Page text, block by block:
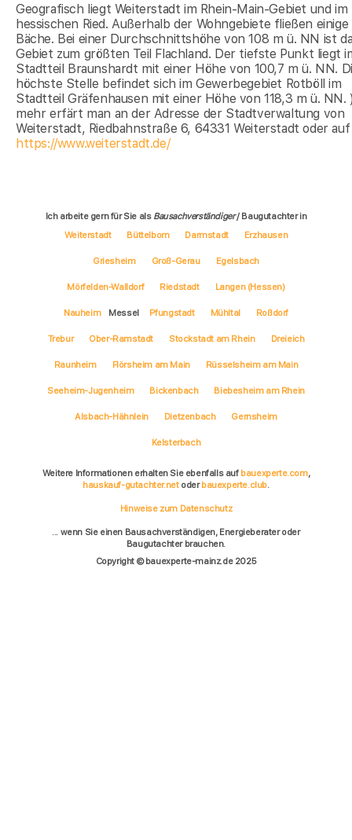
Geografisch liegt Weiterstadt im Rhein-Main-Gebiet und im
hessischen Ried. Außerhalb der Wohngebiete fließen einige
Bäche. Bei einer Durchschnittshöhe von 108 m ü. NN ist
Gebiet zum größten Teil Flachland. Der tiefste Punkt liegt
Stadtteil Braunshardt mit einer Höhe von 100,7 m ü. NN.
höchste Stelle befindet sich im Gewerbegebiet Rotböll im
Stadtteil Gräfenhausen mit einer Höhe von 118,3 m ü. NN.
mehr erfärt man an der Adresse der Stadtverwaltung von
Weiterstadt, Riedbahnstraße 6, 64331 Weiterstadt oder auf
https://www.weiterstadt.de/
Ich arbeite gern für Sie als Bausachverständiger/ Baugutachter in
Weiterstadt
Büttelborn Darmstadt Erzhausen
Griesheim Groß-Gerau Egelsbach
Mörfelden-Walldorf Riedstadt Langen (Hessen)
Nauheim Messel Pfungstadt Mühltal Roßdorf
Trebur Ober-Ramstadt Stockstadt am Rhein Dreieich
Raunheim Flörsheim am Main Rüsselsheim am Main
Seeheim-Jugenheim Bickenbach Biebesheim am Rhein
Alsbach-Hähnlein Dietzenbach Gernsheim
Kelsterbach
Weitere Informationen erhalten Sie ebenfalls auf bauexperte.com,
hauskauf-gutachter.netoderbauexperte.club.
Hinweise zum Datenschutz
... wenn Sie einen Bausachverständigen, Energieberater oder
Baugutachter brauchen.
Copyright © bauexperte-mainz.de 2025